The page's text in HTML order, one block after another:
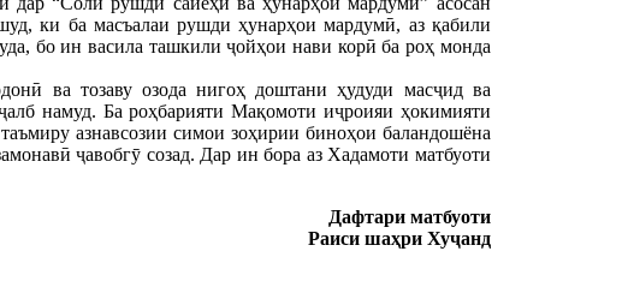
ки ба масъалаи рушди ҳунарҳои мардумӣ, аз қабили
бо ин васила ташкили ҷойҳои нави корӣ ба роҳ монда
ва тозаву озода нигоҳ доштани ҳудуди масҷид ва
намуд. Ба роҳбарияти Мақомоти иҷроияи ҳокимияти
азнавсозии симои зоҳирии биноҳои баландошёна
ҷавобгӯ созад. Дар ин бора аз Хадамоти матбуоти
Дафтари матбуоти
Раиси шаҳри Хуҷанд